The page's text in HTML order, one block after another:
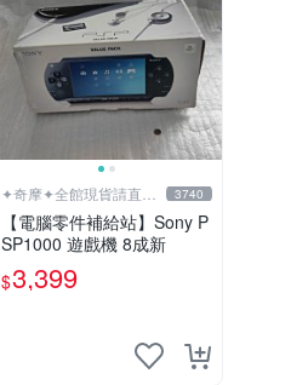
✦奇摩✦全館現貨請直接
下標
3740
【電腦零件補給站】Sony P
SP1000 遊戲機 8成新
$3,399